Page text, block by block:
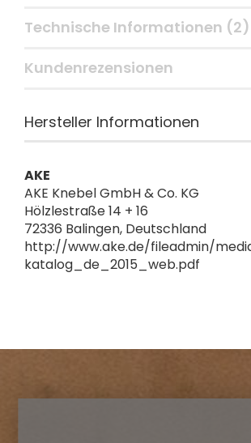
Technische Informationen (2)
Kundenrezensionen
Hersteller Informationen
AKE
AKE Knebel GmbH & Co. KG
Hölzlestraße 14 + 16
72336 Balingen, Deutschland
http://www.ake.de/fileadmin/
katalog_de_2015_web.pdf